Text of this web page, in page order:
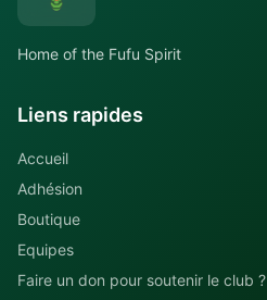
Home of the Fufu Spirit
Liens rapides
Accueil
Adhésion
Boutique
Equipes
Faire un don pour soutenir le club ?